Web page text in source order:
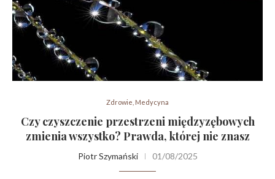
Zdrowie, Medycyna
Czy czyszczenie przestrzeni międzyzębowych
zmienia wszystko? Prawda, której nie znasz
Piotr Szymański 01/08/2025